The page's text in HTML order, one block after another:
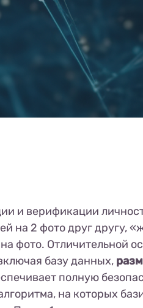
и верификации
на 2 фото друг другу,
фото. Отличительной
базу данных,
полную
на которых